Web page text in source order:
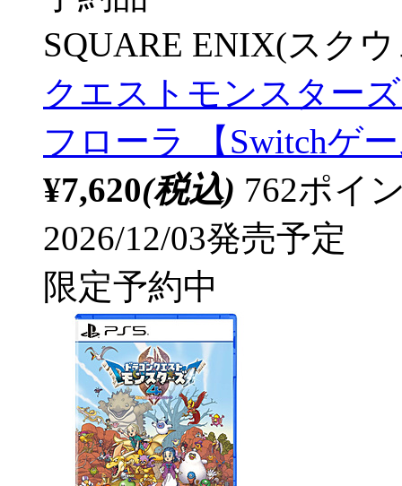
SQUARE ENIX(スク
クエストモンスター
フローラ 【Switchゲ
¥7,620(税込) 762ポイ
2026/12/03発売予定
限定予約中